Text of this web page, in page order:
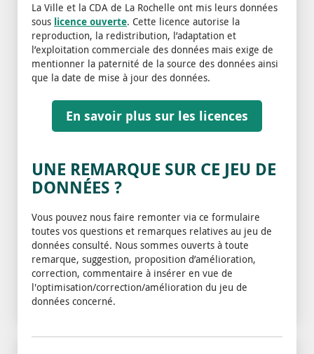
La Ville et la CDA de La Rochelle ont mis leurs données
sous licence ouverte. Cette licence autorise la
reproduction, la redistribution, l’adaptation et
l’exploitation commerciale des données mais exige de
mentionner la paternité de la source des données ainsi
que la date de mise à jour des données.
En savoir plus sur les licences
UNE REMARQUE SUR CE JEU DE
DONNÉES ?
Vous pouvez nous faire remonter via ce formulaire
toutes vos questions et remarques relatives au jeu de
données consulté. Nous sommes ouverts à toute
remarque, suggestion, proposition d’amélioration,
correction, commentaire à insérer en vue de
l'optimisation/correction/amélioration du jeu de
données concerné.